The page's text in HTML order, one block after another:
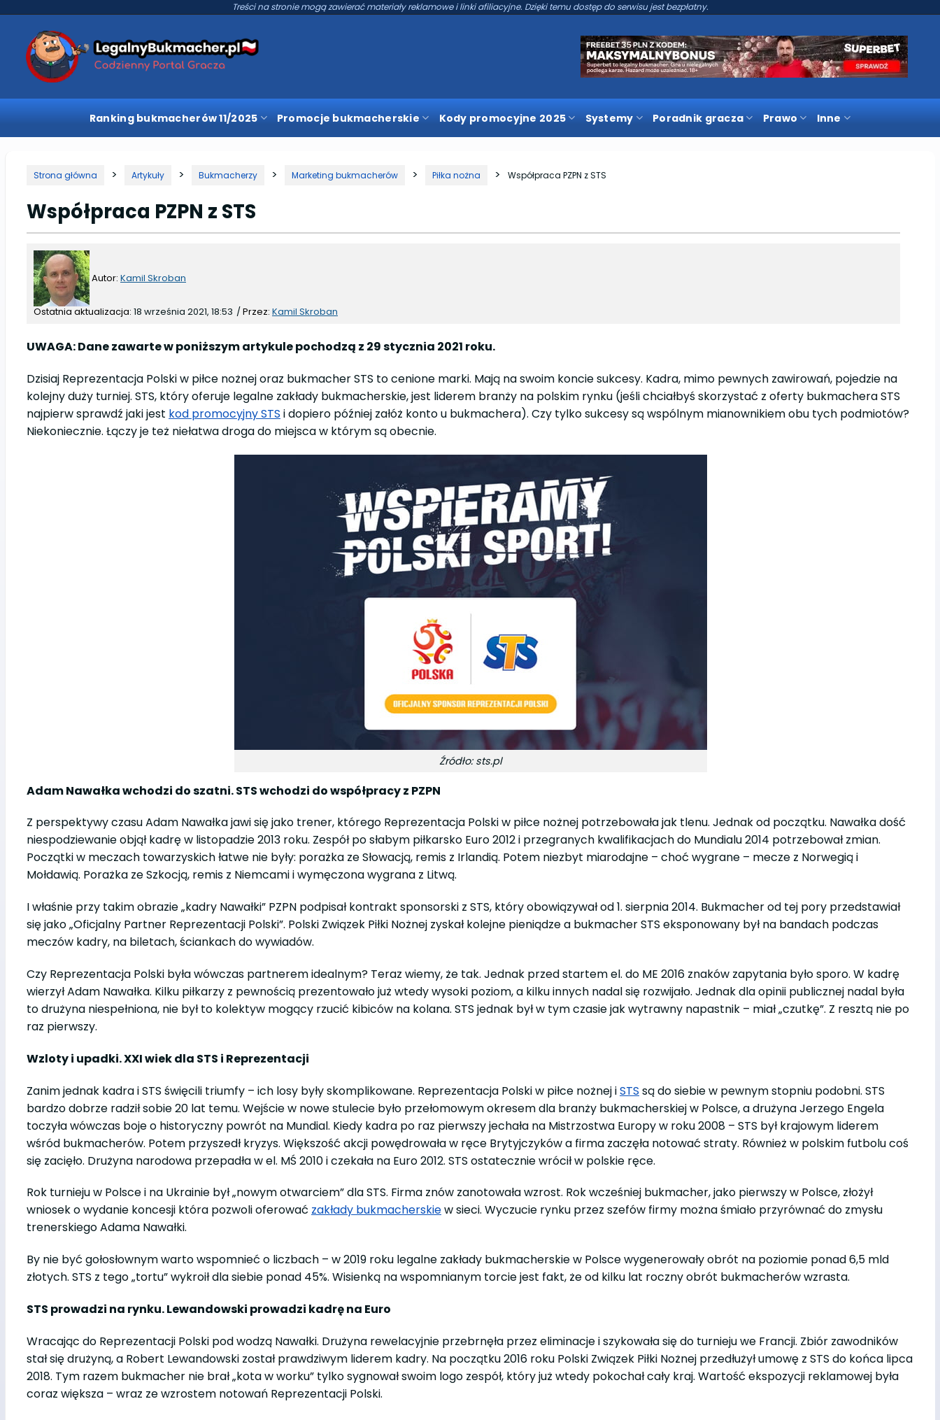
Treści na stronie mogą zawierać materiały reklamowe i linki afiliacyjne. Dzięki temu dostęp do serwisu jest bezpłatny.
Ranking bukmacherów 11/2025 Promocje bukmacherskie Kody promocyjne 2025 Systemy Poradnik gracza Prawo Inne
Strona główna Artykuły Bukmacherzy Marketing bukmacherów Piłka nożna Współpraca PZPN z STS
Współpraca PZPN z STS
Autor: Kamil Skroban
Ostatnia aktualizacja: 18 września 2021, 18:53 /Przez: Kamil Skroban
UWAGA: Dane zawarte w poniższym artykule pochodzą z 29 stycznia 2021 roku.
Dzisiaj Reprezentacja Polski w piłce nożnej oraz bukmacher STS to cenione marki. Mają na swoim koncie sukcesy. Kadra, mimo pewnych zawirowań, pojedzie na
kolejny duży turniej. STS, który oferuje legalne zakłady bukmacherskie, jest liderem branży na polskim rynku (jeśli chciałbyś skorzystać z oferty bukmachera STS
najpierw sprawdź jaki jest kod promocyjny STS i dopiero później załóż konto u bukmachera). Czy tylko sukcesy są wspólnym mianownikiem obu tych podmiotów?
Niekoniecznie. Łączy je też niełatwa droga do miejsca w którym są obecnie.
Źródło: sts.pl
Adam Nawałka wchodzi do szatni. STS wchodzi do współpracy z PZPN
Z perspektywy czasu Adam Nawałka jawi się jako trener, którego Reprezentacja Polski w piłce nożnej potrzebowała jak tlenu. Jednak od początku. Nawałka dość
niespodziewanie objął kadrę w listopadzie 2013 roku. Zespół po słabym piłkarsko Euro 2012 i przegranych kwalifikacjach do Mundialu 2014 potrzebował zmian.
Początki w meczach towarzyskich łatwe nie były: porażka ze Słowacją, remis z Irlandią. Potem niezbyt miarodajne – choć wygrane – mecze z Norwegią i
Mołdawią. Porażka ze Szkocją, remis z Niemcami i wymęczona wygrana z Litwą.
I właśnie przy takim obrazie „kadry Nawałki” PZPN podpisał kontrakt sponsorski z STS, który obowiązywał od 1. sierpnia 2014. Bukmacher od tej pory przedstawiał
się jako „Oficjalny Partner Reprezentacji Polski”. Polski Związek Piłki Nożnej zyskał kolejne pieniądze a bukmacher STS eksponowany był na bandach podczas
meczów kadry, na biletach, ściankach do wywiadów.
Czy Reprezentacja Polski była wówczas partnerem idealnym? Teraz wiemy, że tak. Jednak przed startem el. do ME 2016 znaków zapytania było sporo. W kadrę
wierzył Adam Nawałka. Kilku piłkarzy z pewnością prezentowało już wtedy wysoki poziom, a kilku innych nadal się rozwijało. Jednak dla opinii publicznej nadal była
to drużyna niespełniona, nie był to kolektyw mogący rzucić kibiców na kolana. STS jednak był w tym czasie jak wytrawny napastnik – miał „czutkę”. Z resztą nie po
raz pierwszy.
Wzloty i upadki. XXI wiek dla STS i Reprezentacji
Zanim jednak kadra i STS święcili triumfy – ich losy były skomplikowane. Reprezentacja Polski w piłce nożnej iSTS są do siebie w pewnym stopniu podobni. STS
bardzo dobrze radził sobie 20 lat temu. Wejście w nowe stulecie było przełomowym okresem dla branży bukmacherskiej w Polsce, a drużyna Jerzego Engela
toczyła wówczas boje o historyczny powrót na Mundial. Kiedy kadra po raz pierwszy jechała na Mistrzostwa Europy w roku 2008 – STS był krajowym liderem
wśród bukmacherów. Potem przyszedł kryzys. Większość akcji powędrowała w ręce Brytyjczyków a firma zaczęła notować straty. Również w polskim futbolu coś
się zacięło. Drużyna narodowa przepadła w el. MŚ 2010 i czekała na Euro 2012. STS ostatecznie wrócił w polskie ręce.
Rok turnieju w Polsce i na Ukrainie był „nowym otwarciem” dla STS. Firma znów zanotowała wzrost. Rok wcześniej bukmacher, jako pierwszy w Polsce, złożył
wniosek o wydanie koncesji która pozwoli oferować zakłady bukmacherskiew sieci. Wyczucie rynku przez szefów firmy można śmiało przyrównać do zmysłu
trenerskiego Adama Nawałki.
By nie być gołosłownym warto wspomnieć o liczbach – w 2019 roku legalne zakłady bukmacherskie w Polsce wygenerowały obrót na poziomie ponad 6,5 mld
złotych. STS z tego „tortu” wykroił dla siebie ponad 45%. Wisienką na wspomnianym torcie jest fakt, że od kilku lat roczny obrót bukmacherów wzrasta.
STS prowadzi na rynku. Lewandowski prowadzi kadrę na Euro
Wracając do Reprezentacji Polski pod wodzą Nawałki. Drużyna rewelacyjnie przebrnęła przez eliminacje i szykowała się do turnieju we Francji. Zbiór zawodników
stał się drużyną, a Robert Lewandowski został prawdziwym liderem kadry. Na początku 2016 roku Polski Związek Piłki Nożnej przedłużył umowę z STS do końca lipca
2018. Tym razem bukmacher nie brał „kota w worku” tylko sygnował swoim logo zespół, który już wtedy pokochał cały kraj. Wartość ekspozycji reklamowej była
coraz większa – wraz ze wzrostem notowań Reprezentacji Polski.